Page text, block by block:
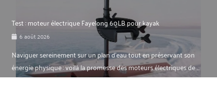
Test : moteur électrique Fayelong 60LB pour kayak
6 août 2026
Naviguer sereinement sur un plan d’eau tout en préservant son
énergie physique : voilà la promesse des moteurs électriques de ...